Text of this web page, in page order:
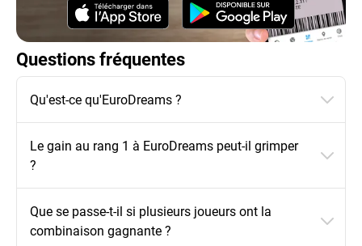
Questions fréquentes
Qu'est-ce qu'EuroDreams ?
Le gain au rang 1 à EuroDreams peut-il grimper
?
Que se passe-t-il si plusieurs joueurs ont la
combinaison gagnante ?